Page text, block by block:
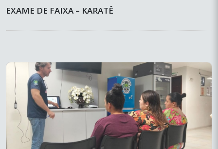
EXAME DE FAIXA – KARATÊ